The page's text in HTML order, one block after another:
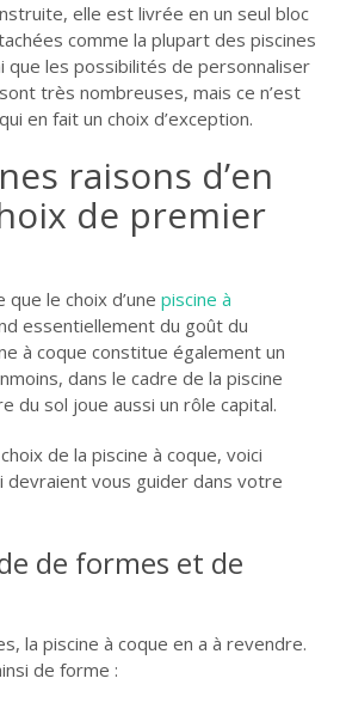
elle est livrée en un seul bloc
comme la plupart des piscines
que les possibilités de personnaliser
très nombreuses, mais ce n’est
en fait un choix d’exception.
raisons d’en
de premier
le choix d’une piscine à
essentiellement du goût du
à coque constitue également un
dans le cadre de la piscine
du sol joue aussi un rôle capital.
de la piscine à coque, voici
devraient vous guider dans votre
de formes et de
la piscine à coque en a à revendre.
de forme :